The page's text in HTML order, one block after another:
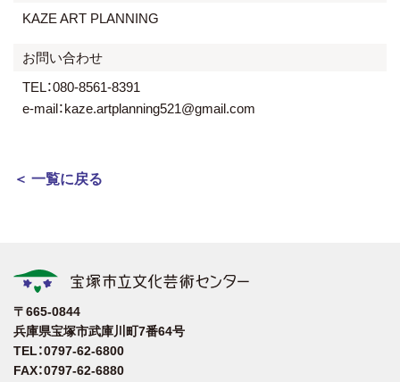
KAZE ART PLANNING
お問い合わせ
TEL：080-8561-8391
e-mail：kaze.artplanning521@gmail.com
＜ 一覧に戻る
〒665-0844
兵庫県宝塚市武庫川町7番64号
TEL：0797-62-6800
FAX：0797-62-6880